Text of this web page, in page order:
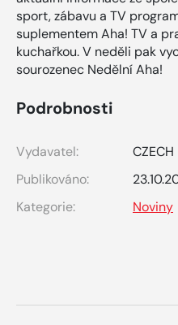
sport, zábavu a TV
suplementem Aha! TV a
kuchařkou. V neděli pak
sourozenec Nedělní Aha!
Podrobnosti
Vydavatel:
CZECH
Publikováno:
Kategorie:
Noviny